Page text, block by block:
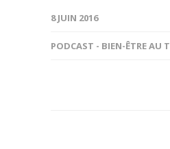
8 JUIN 2016
PODCAST - BIEN-ÊTRE AU